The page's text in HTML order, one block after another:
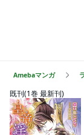
Amebaマンガ
既刊(1巻 最新刊)